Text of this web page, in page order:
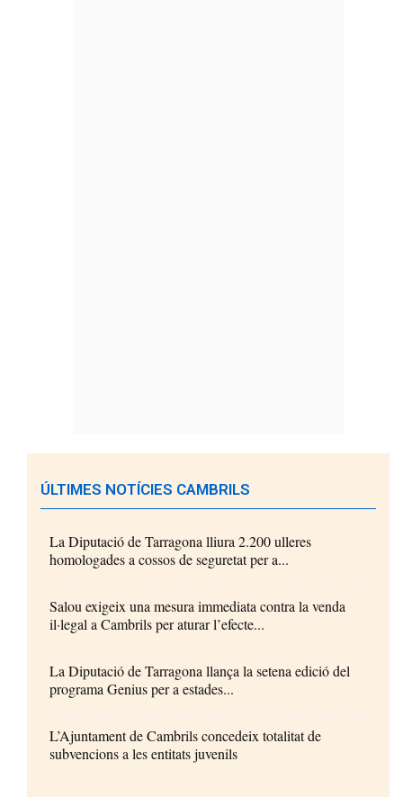
ÚLTIMES NOTÍCIES CAMBRILS
La Diputació de Tarragona lliura 2.200 ulleres
homologades a cossos de seguretat per a...
Salou exigeix una mesura immediata contra la venda
il·legal a Cambrils per aturar l’efecte...
La Diputació de Tarragona llança la setena edició del
programa Genius per a estades...
L’Ajuntament de Cambrils concedeix totalitat de
subvencions a les entitats juvenils